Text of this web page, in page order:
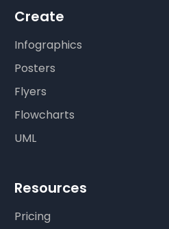
Create
Infographics
Posters
Flyers
Flowcharts
UML
Resources
Pricing